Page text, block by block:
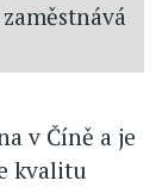
v Číně a je
kvalitu